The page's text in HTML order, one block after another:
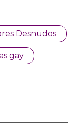
Desnudos
gay